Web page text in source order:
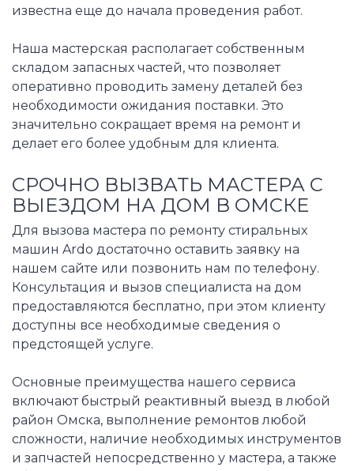
известна еще до начала проведения работ.
Наша мастерская располагает собственным
складом запасных частей, что позволяет
оперативно проводить замену деталей без
необходимости ожидания поставки. Это
значительно сокращает время на ремонт и
делает его более удобным для клиента.
СРОЧНО ВЫЗВАТЬ МАСТЕРА С
ВЫЕЗДОМ НА ДОМ В ОМСКЕ
Для вызова мастера по ремонту стиральных
машин Ardo достаточно оставить заявку на
нашем сайте или позвонить нам по телефону.
Консультация и вызов специалиста на дом
предоставляются бесплатно, при этом клиенту
доступны все необходимые сведения о
предстоящей услуге.
Основные преимущества нашего сервиса
включают быстрый реактивный выезд в любой
район Омска, выполнение ремонтов любой
сложности, наличие необходимых инструментов
и запчастей непосредственно у мастера, а также